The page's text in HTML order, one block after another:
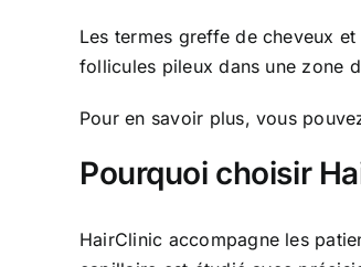
Les termes greffe de cheveux
follicules pileux dans une zone
Pour en savoir plus, vous
Pourquoi choisir
HairClinic accompagne les